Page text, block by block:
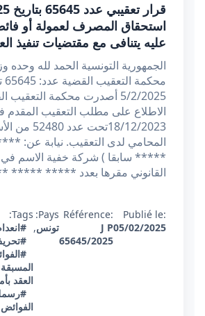
استحقاق المصرف لعمولة أو
عليه يتنافى مع مقتضيات تنفيذ
الجمهورية التونسية الحمد لله وحده
5/2/2025 أصدرت محكمة التعقيب
الاطلاع على مطلب التعقيب المقدم
18/12/
المحامي لدى التعقيب. نيابة عن:
***** سابقا ) شركة خفية الاسم
القانوني مقرها بعدد *****
Publié le:
05/02/2025
Référence:
J P
65645/2025
Pays:
تونس,
Tags:
المسبقة
العقد
الفوائض